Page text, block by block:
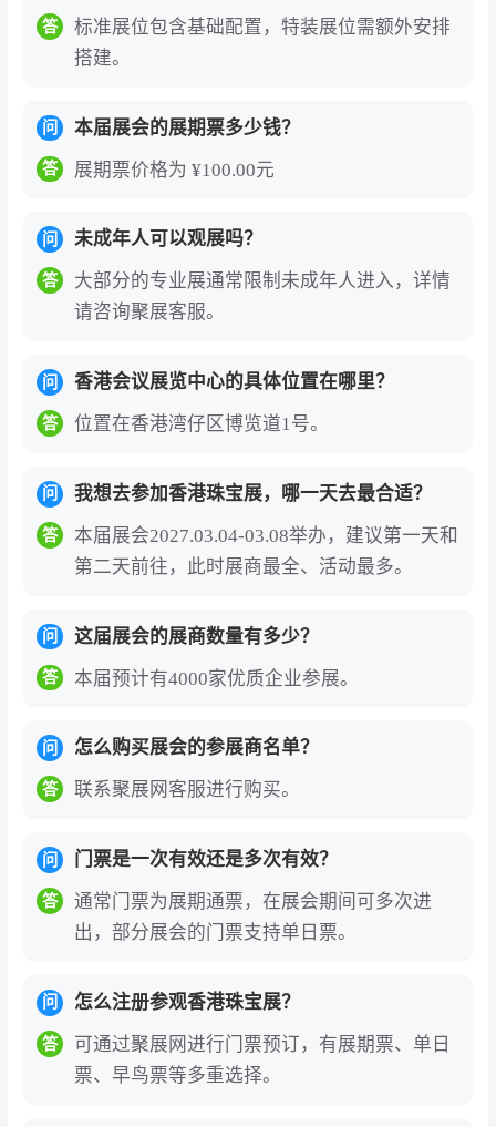
式），可通过展会官网或聚展网咨询获取。
香港国际珠宝展的参展价值
港贸易发展局主办，与香港国际钻石、宝石及珍
珠展以“两展两地”模式协同举行，汇聚逾40个国
外地区，覆盖从钻石、宝石、珍珠等原材料，到
珠宝成品、设计师品牌，以及镶嵌组件、包装、
鉴别仪器等全产业链环节。这一全球顶级的展会
行业影响力。
全产业链覆盖，精准对接多元采购需求。
料，设有“美鑽精粹廊”、“自然瑰寶”、“海洋瑰寶”
等专区，集中展示各地名贵宝石。珠宝展则侧重
首饰成品，特设“品牌精粹廊”展示国际品牌珠宝，
“珠宝精粹廊”呈献稀珍首饰，更汇聚逾50家设计
作品的全方位采购需求。
汇聚全球高质量买家，国际化程度冠绝业界。
0名专业买家亲临采购，其中菲律宾、韩国、澳洲
及瑞士等地买家数目增长显著。来自中国内地、
型零售商与采购决策者云集，参展商能够在家门
口精准对接来自世界各地的核心买家资源，高效
开拓国际市场。
计。 展会深度结合文化传承与创新潮流，首次设
立的“硬足金展馆”向国际展示高纯度、高硬度黄金
的崭新工艺，为黄金饰品开拓新市场。同时，来
答
标准展位包含基础配置，特装展位需额外安排
搭建。
问 本届展会的展期票多少钱？
答 展期票价格为 ¥100.00元
问 未成年人可以观展吗？
答
大部分的专业展通常限制未成年人进入，详情
请咨询聚展客服。
问 香港会议展览中心的具体位置在哪里？
答 位置在香港湾仔区博览道1号。
问 我想去参加香港珠宝展，哪一天去最合适？
答
本届展会2027.03.04-03.08举办，建议第一天和
第二天前往，此时展商最全、活动最多。
问 这届展会的展商数量有多少？
答 本届预计有4000家优质企业参展。
问 怎么购买展会的参展商名单？
答 联系聚展网客服进行购买。
问 门票是一次有效还是多次有效？
答
通常门票为展期通票，在展会期间可多次进
出，部分展会的门票支持单日票。
问 怎么注册参观香港珠宝展？
答
可通过聚展网进行门票预订，有展期票、单日
票、早鸟票等多重选择。